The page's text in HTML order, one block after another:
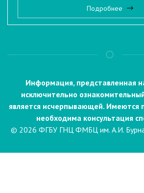
Подробнее
Информация, представленная
исключительно
является исчерпывающей. Имеются
необходима консультация
© 2026 ФГБУ ГНЦ ФМБЦ им. А.И.